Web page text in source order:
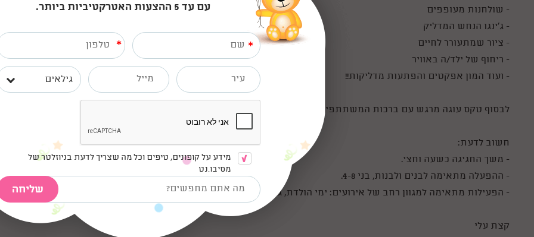
- שולחנות מעופפים
- ג'ינגו הנחש המדליק
- ציור שמתעורר לחיים
- ריחוף של ילד/ה באוויר
- ועוד המון אפקטים והפתעות מדליקות!!
לבסוף טקס עוגה מרגש עם ברכות המשתתפים.
חשוב לדעת:
- משך החגיגה כשעה וחצי.
- ההפעלה מתאימה לבנים ולבנות, בני 4-8.
- הפעילות מתאימה למגוון רחב של אירועים: ימי הולדת, גנים, קייטנות בתי ספר ועוד...
קצת עלי
עם עד 5 ההצעות האטרקטיביות ביותר.
*
*
גילאים
מידע על קופונים, טיפים וכל מה שצריך לדעת בניוזלטר של
מסיבו.נט